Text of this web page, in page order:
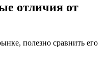
отличия от
полезно сравнить его